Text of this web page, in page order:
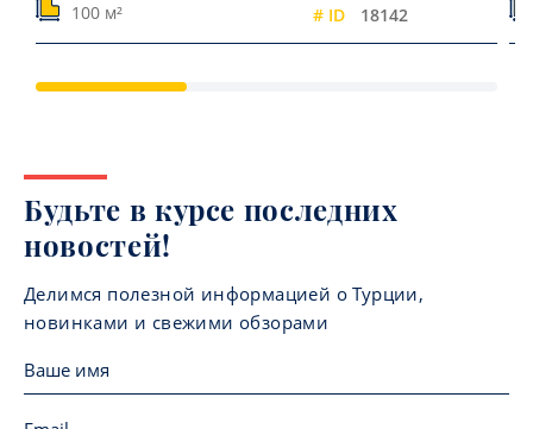
100 м²
# ID 18142
Будьте в курсе последних
новостей!
Делимся полезной информацией о Турции,
новинками и свежими обзорами